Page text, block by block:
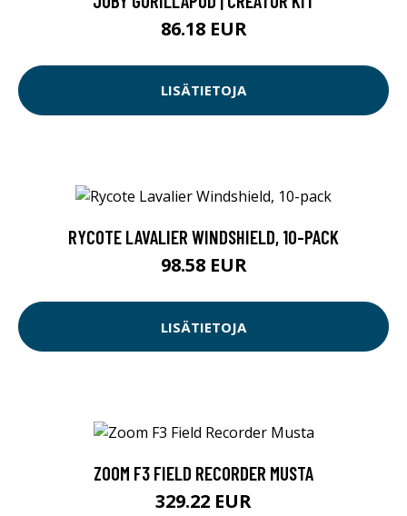
86.18 EUR
LISÄTIETOJA
RYCOTE LAVALIER WINDSHIELD, 10-PACK
98.58 EUR
LISÄTIETOJA
ZOOM F3 FIELD RECORDER MUSTA
329.22 EUR